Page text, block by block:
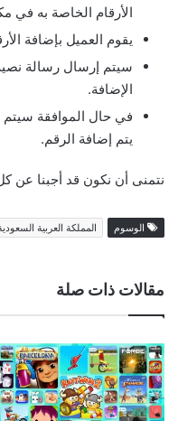
الأرقام الخاصة به في
يقوم العميل بإضافة
سيتم إرسال رسالة
الإضافة.‫
في حال الموافقة سيتم
يتم إضافة الرقم.
نتمنى أن نكون قد أجبنا عن
الوسوم المملكة العربية
مقالات ذات صلة